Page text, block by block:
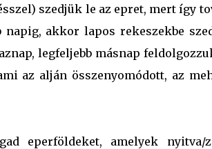
szedjük le az epret, mert így
akkor lapos rekeszekbe
legfeljebb másnap
az alján összenyomódott, az
eperföldeket, amelyek nyitva/